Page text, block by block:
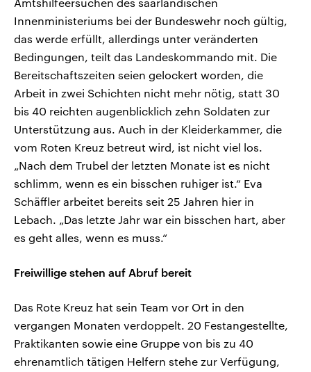
Amtshilfeersuchen des saarländischen
Innenministeriums bei der Bundeswehr noch gültig,
das werde erfüllt, allerdings unter veränderten
Bedingungen, teilt das Landeskommando mit. Die
Bereitschaftszeiten seien gelockert worden, die
Arbeit in zwei Schichten nicht mehr nötig, statt 30
bis 40 reichten augenblicklich zehn Soldaten zur
Unterstützung aus. Auch in der Kleiderkammer, die
vom Roten Kreuz betreut wird, ist nicht viel los.
„Nach dem Trubel der letzten Monate ist es nicht
schlimm, wenn es ein bisschen ruhiger ist.“ Eva
Schäffler arbeitet bereits seit 25 Jahren hier in
Lebach. „Das letzte Jahr war ein bisschen hart, aber
es geht alles, wenn es muss.“
Freiwillige stehen auf Abruf bereit
Das Rote Kreuz hat sein Team vor Ort in den
vergangen Monaten verdoppelt. 20 Festangestellte,
Praktikanten sowie eine Gruppe von bis zu 40
ehrenamtlich tätigen Helfern stehe zur Verfügung,